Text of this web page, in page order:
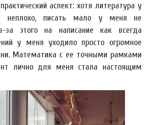
аспект: хотя литература у
писать мало у меня не
за этого на написание как всегда
у меня уходило просто огромное
Математика с ее точными рамками
лично для меня стала настоящим